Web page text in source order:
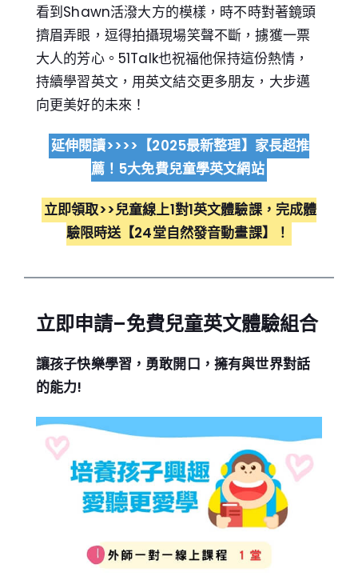
看到Shawn活潑大方的模樣，時不時對著鏡頭
擠眉弄眼，逗得拍攝現場笑聲不斷，擄獲一票
大人的芳心。51Talk也祝福他保持這份熱情，
持續學習英文，用英文結交更多朋友，大步邁
向更美好的未來！
延伸閱讀>>>>【2025最新整理】家長超推
薦！5大免費兒童學英文網站
立即領取>>兒童線上1對1英文體驗課，完成體
驗限時送【24堂自然發音動畫課】！
立即申請–免費兒童英文體驗組合
讓孩子快樂學習，勇敢開口，擁有與世界對話
的能力!